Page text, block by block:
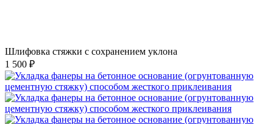
Шлифовка стяжки с сохранением уклона
1 500 ₽